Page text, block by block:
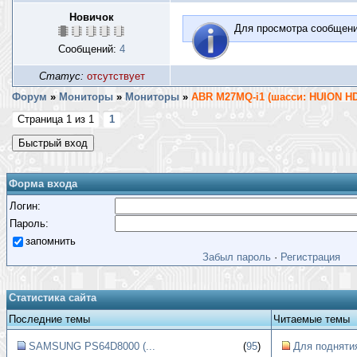
Новичок
Сообщений: 4
Для просмотра
Статус: отсутствует
Форум » Мониторы » Монитoры » ABR M27MQ-i1 (шасси: HUION
Страница 1 из 1 1
Форма входа
Логин:
Пароль:
запомнить
Забыл пароль · Регистрация
Статистика сайта
Последние темы
Читаемые темы
SAMSUNG PS64D8000 (... (95) Для